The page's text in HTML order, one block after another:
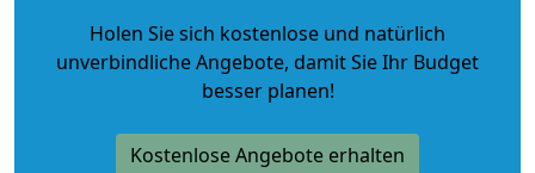
Holen Sie sich kostenlose und natürlich
unverbindliche Angebote, damit Sie Ihr Budget
besser planen!
Kostenlose Angebote erhalten